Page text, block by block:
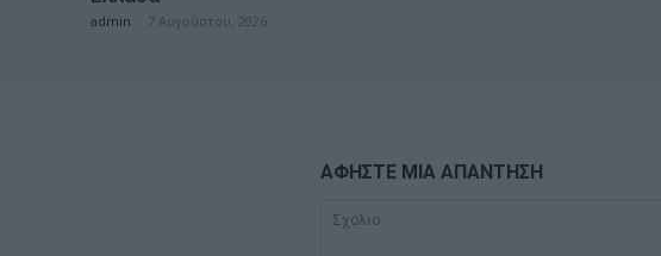
admin 7 Αυγούστου, 2026
ΑΦΗΣΤΕ ΜΙΑ ΑΠΑΝΤΗΣΗ